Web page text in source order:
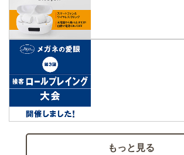
もっと見る